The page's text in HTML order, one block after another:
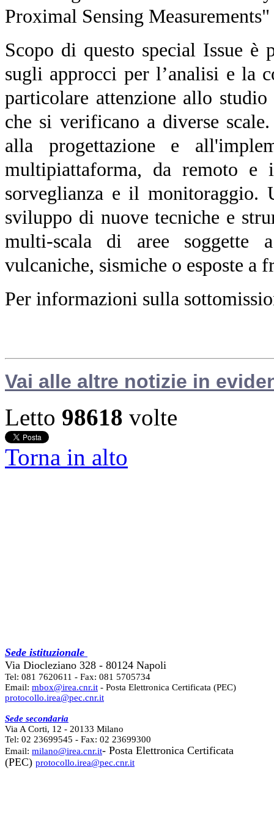
Proximal Sensing
Scopo di questo special Issue
sugli approcci per l’analisi e la
particolare attenzione allo
che si verificano a diverse
alla progettazione e
multipiattaforma, da remoto
sorveglianza e il monitoraggio.
sviluppo di nuove tecniche e
multi-scala di aree soggette
vulcaniche, sismiche o esposte a
Per informazioni sulla
Vai alle altre notizie in
Letto 98618 volte
Torna in alto
Sede istituzionale
Via Diocleziano 328 - 80124 Napoli
Tel: 081 7620611 - Fax: 081 5705734
Email: mbox@irea.cnr.it - Posta Elettronica Certificata (PEC)
protocollo.irea@pec.cnr.it
Sede secondaria
Via A Corti, 12 - 20133 Milano
Tel: 02 23699545 - Fax: 02 23699300
Email: milano@irea.cnr.it- Posta Elettronica Certificata
(PEC) protocollo.irea@pec.cnr.it